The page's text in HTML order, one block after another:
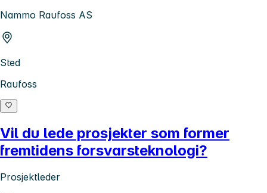
Nammo Raufoss AS
Sted
Raufoss
Vil du lede prosjekter som former
fremtidens forsvarsteknologi?
Prosjektleder